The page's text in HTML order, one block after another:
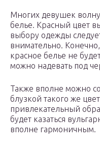
Многих девушек
белье. Красный цвет
выбору одежды
внимательно.
красное белье не
можно надевать под
Также вполне можно
блузкой такого же
привлекательный
будет казаться
вполне гармоничным.